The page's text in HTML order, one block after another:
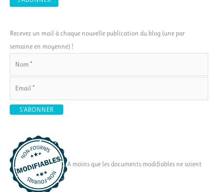
Recevez un mail à chaque nouvelle publication du blog (une par
semaine en moyenne) !
A moins que les documents modifiables ne soient